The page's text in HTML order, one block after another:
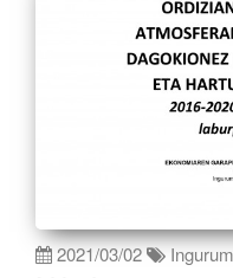
2021/03/02